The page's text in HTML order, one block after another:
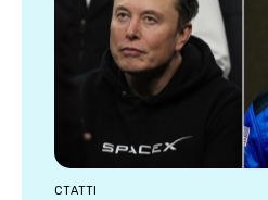
СТАТТІ